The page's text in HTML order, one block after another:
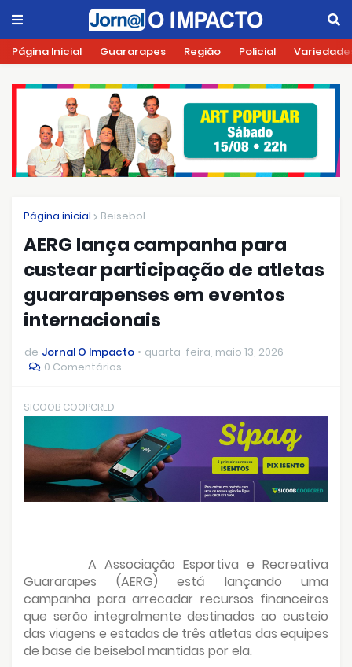
Página Inicial Guararapes Região Policial
Página inicial Beisebol
AERG lança campanha para
custear participação de atletas
guararapenses em eventos
internacionais
de Jornal O Impacto
quarta-feira, maio 13, 2026
0 Comentários
SICOOB COOPCRED
A Associação Esportiva e Recreativa
Guararapes (AERG) está lançando uma
campanha para arrecadar recursos financeiros
que serão integralmente destinados ao custeio
das viagens e estadas de três atletas das equipes
de base de beisebol mantidas por ela.